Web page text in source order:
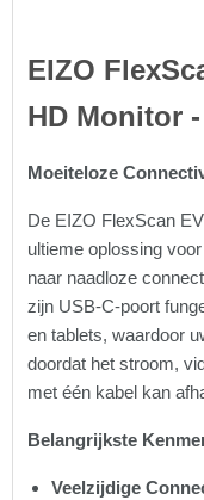
EIZO
HD Monitor
Moeiteloze
De EIZO FlexScan
ultieme oplossing
naar naadloze
zijn USB-C-poort
en tablets, waardoor
doordat het stroom,
met één kabel kan
Belangrijkste
Veelzijdige